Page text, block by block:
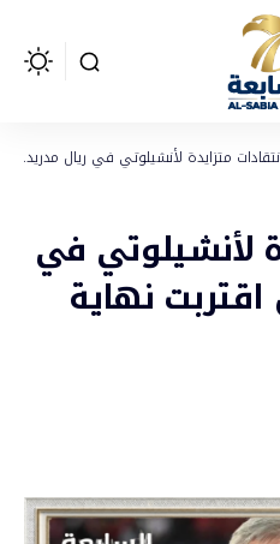
متزايدة لأنشيلوتي في ريال مدريد..
لأنشيلوتي في
نهاية